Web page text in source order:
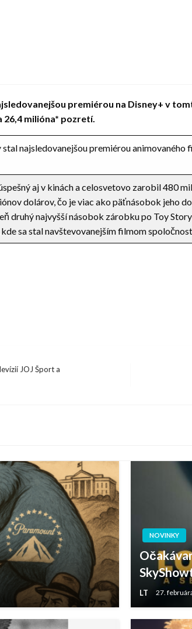
premiérou na Disney+ v
26,4 milióna* pozretí.
stal najsledovanejšou premiérou animovaného
aj v kinách a celosvetovo zarobil 480
dolárov, čo je viac ako päťnásobok jeho
druhý najvyšší násobok zárobku po Toy
sa stal navštevovanejším filmom
JOJ Šport a
NOVINKY
LT 27.